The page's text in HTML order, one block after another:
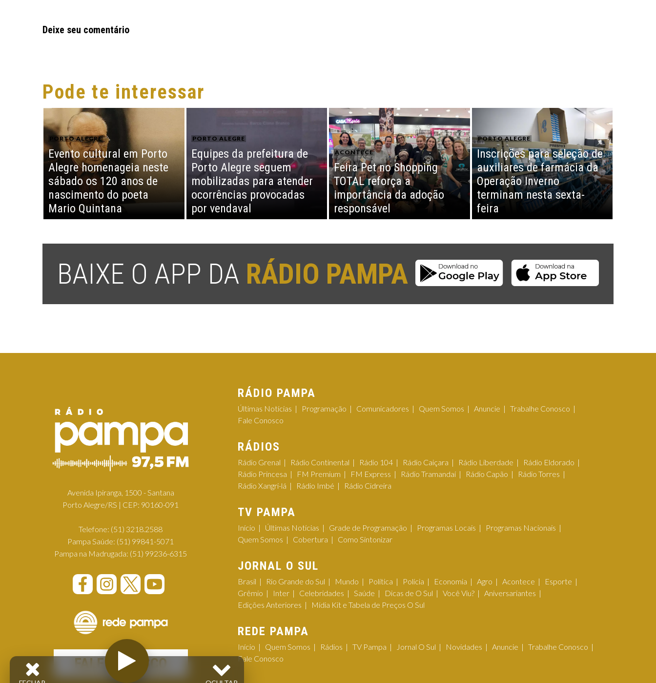
Deixe seu comentário
Pode te interessar
PORTO ALEGRE
Evento cultural em Porto
Alegre homenageia neste
sábado os 120 anos de
nascimento do poeta
Mario Quintana
PORTO ALEGRE
Equipes da prefeitura de
Porto Alegre seguem
mobilizadas para atender
ocorrências provocadas
por vendaval
ACONTECE
Feira Pet no Shopping
TOTAL reforça a
importância da adoção
responsável
PORTO ALEGRE
Inscrições para seleção de
auxiliares de farmácia da
Operação Inverno
terminam nesta sexta-
feira
BAIXE O APP DA RÁDIO PAMPA
Avenida Ipiranga, 1500 - Santana
Porto Alegre/RS | CEP: 90160-091
Telefone: (51) 3218.2588
Pampa Saúde: (51) 99841-5071
Pampa na Madrugada: (51) 99236-6315
FALE CONOSCO
RÁDIO PAMPA
Últimas Notícias Programação Comunicadores Quem Somos Anuncie
Trabalhe Conosco
Fale Conosco
RÁDIOS
Rádio Grenal Rádio Continental Rádio 104 Rádio Caiçara Rádio Liberdade
Rádio Eldorado
Rádio Princesa
FM Premium FM Express Rádio Tramandaí Rádio Capão
Rádio Torres
Rádio Xangri-lá
Rádio Imbé Rádio Cidreira
TV PAMPA
Início Últimas Notícias Grade de Programação Programas Locais
Programas Nacionais
Quem Somos
Cobertura Como Sintonizar
JORNAL O SUL
Brasil Rio Grande do Sul Mundo Política Polícia Economia Agro Acontece
Esporte
Grêmio
Inter Celebridades Saúde Dicas de O Sul Você Viu?
Aniversariantes
Edições Anteriores
Mídia Kit e Tabela de Preços O Sul
REDE PAMPA
Início Quem Somos Rádios TV Pampa Jornal O Sul Novidades Anuncie
Trabalhe Conosco
Fale Conosco